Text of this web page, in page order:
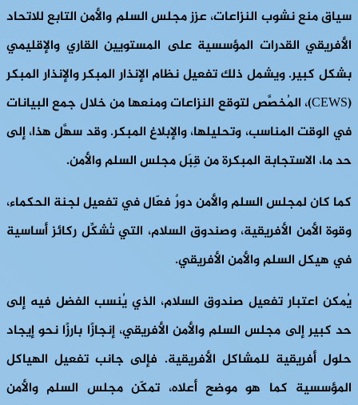
سياق منع نشوب النزاعات، عزز مجلس السلم والأمن التابع للاتحاد
الأفريقي القدرات المؤسسية على المستويين القاري والإقليمي
بشكل كبير. ويشمل ذلك تفعيل نظام الإنذار المبكر والإنذار المبكر
(CEWS)، المُخصَّص لتوقع النزاعات ومنعها من خلال جمع البيانات
في الوقت المناسب، وتحليلها، والإبلاغ المبكر. وقد سهَّل هذا، إلى
حد ما، الاستجابة المبكرة من قِبَل مجلس السلم والأمن.
كما كان لمجلس السلم والأمن دورٌ فعّال في تفعيل لجنة الحكماء،
وقوة الأمن الأفريقية، وصندوق السلام، التي تُشكِّل ركائز أساسية
في هيكل السلم والأمن الأفريقي.
يُمكن اعتبار تفعيل صندوق السلام، الذي يُنسب الفضل فيه إلى
حد كبير إلى مجلس السلم والأمن الأفريقي، إنجازًا بارزًا نحو إيجاد
حلول أفريقية للمشاكل الأفريقية. فإلى جانب تفعيل الهياكل
المؤسسية كما هو موضح أعلاه، تمكّن مجلس السلم والأمن